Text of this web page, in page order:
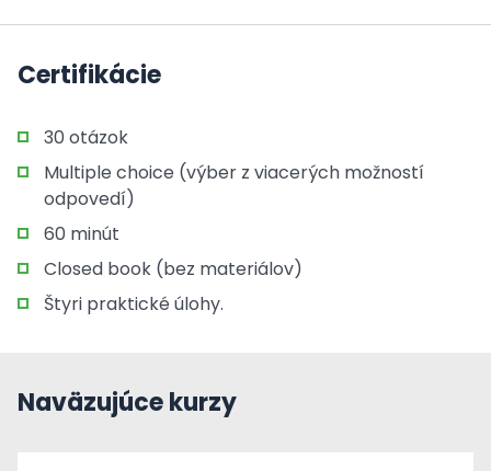
Certifikácie
30 otázok
Multiple choice (výber z viacerých možností
odpovedí)
60 minút
Closed book (bez materiálov)
Štyri praktické úlohy.
Naväzujúce kurzy